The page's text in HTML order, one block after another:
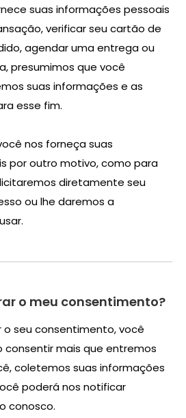
suas informações pessoais
verificar seu cartão de
agendar uma entrega ou
presumimos que você
suas informações e as
esse fim.
nos forneça suas
por outro motivo, como para
diretamente seu
ou lhe daremos a
o meu consentimento?
o seu consentimento, você
consentir mais que entremos
coletemos suas informações
poderá nos notificar
conosco.